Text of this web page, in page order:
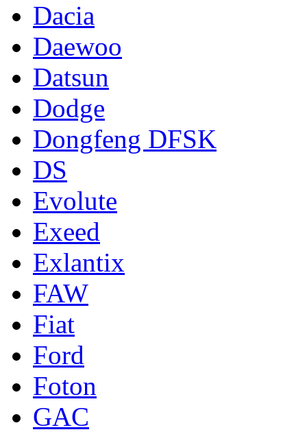
Dacia
Daewoo
Datsun
Dodge
Dongfeng DFSK
DS
Evolute
Exeed
Exlantix
FAW
Fiat
Ford
Foton
GAC